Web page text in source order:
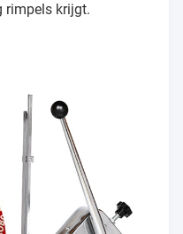
rimpels krijgt.